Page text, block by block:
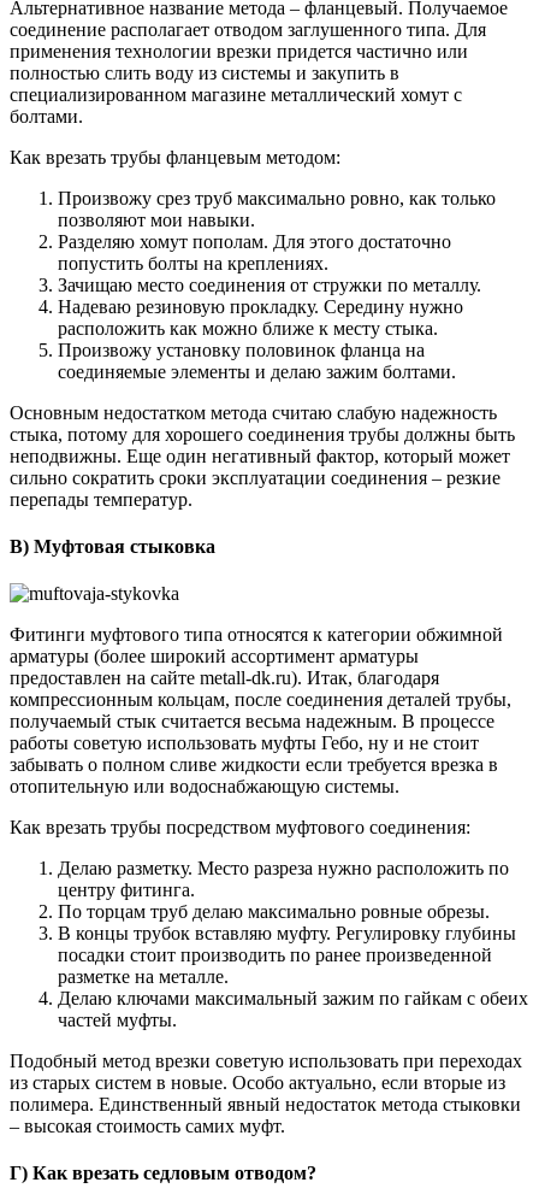
Альтернативное название метода – фланцевый. Получаемое
соединение располагает отводом заглушенного типа. Для
применения технологии врезки придется частично или
полностью слить воду из системы и закупить в
специализированном магазине металлический хомут с
болтами.
Как врезать трубы фланцевым методом:
Произвожу срез труб максимально ровно, как только
позволяют мои навыки.
Разделяю хомут пополам. Для этого достаточно
попустить болты на креплениях.
Зачищаю место соединения от стружки по металлу.
Надеваю резиновую прокладку. Середину нужно
расположить как можно ближе к месту стыка.
Произвожу установку половинок фланца на
соединяемые элементы и делаю зажим болтами.
Основным недостатком метода считаю слабую надежность
стыка, потому для хорошего соединения трубы должны быть
неподвижны. Еще один негативный фактор, который может
сильно сократить сроки эксплуатации соединения – резкие
перепады температур.
В) Муфтовая стыковка
Фитинги муфтового типа относятся к категории обжимной
арматуры (более широкий ассортимент арматуры
предоставлен на сайте metall-dk.ru). Итак, благодаря
компрессионным кольцам, после соединения деталей трубы,
получаемый стык считается весьма надежным. В процессе
работы советую использовать муфты Гебо, ну и не стоит
забывать о полном сливе жидкости если требуется врезка в
отопительную или водоснабжающую системы.
Как врезать трубы посредством муфтового соединения:
Делаю разметку. Место разреза нужно расположить по
центру фитинга.
По торцам труб делаю максимально ровные обрезы.
В концы трубок вставляю муфту. Регулировку глубины
посадки стоит производить по ранее произведенной
разметке на металле.
Делаю ключами максимальный зажим по гайкам с обеих
частей муфты.
Подобный метод врезки советую использовать при переходах
из старых систем в новые. Особо актуально, если вторые из
полимера. Единственный явный недостаток метода стыковки
– высокая стоимость самих муфт.
Г) Как врезать седловым отводом?